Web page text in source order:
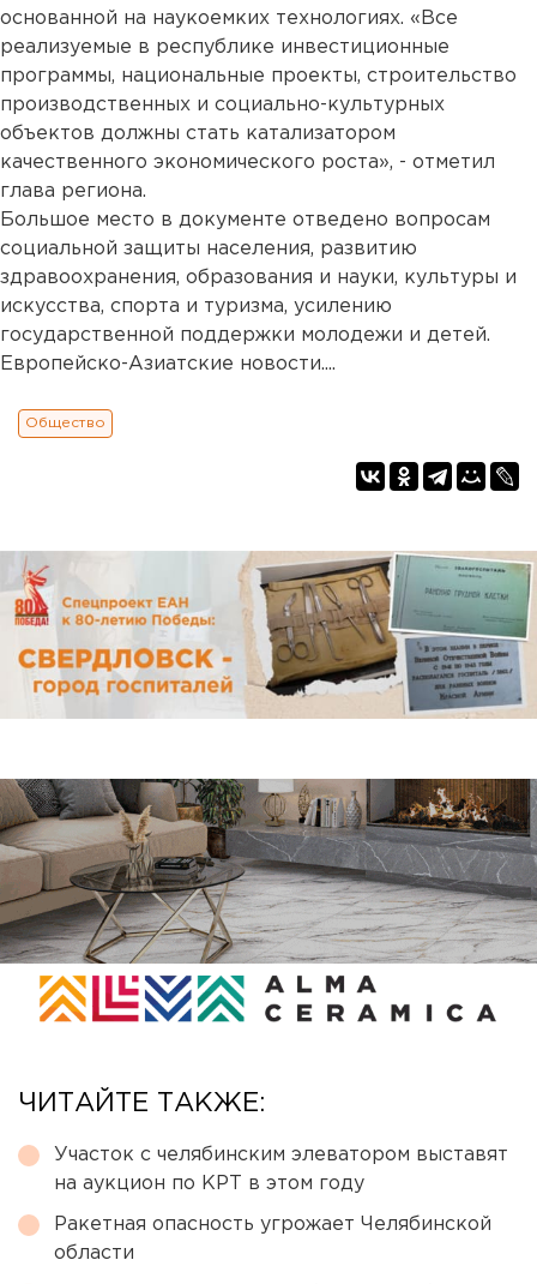
основанной на наукоемких технологиях. «Все
реализуемые в республике инвестиционные
программы, национальные проекты, строительство
производственных и социально-культурных
объектов должны стать катализатором
качественного экономического роста», - отметил
глава региона.
Большое место в документе отведено вопросам
социальной защиты населения, развитию
здравоохранения, образования и науки, культуры и
искусства, спорта и туризма, усилению
государственной поддержки молодежи и детей.
Европейско-Азиатские новости....
Общество
ЧИТАЙТЕ ТАКЖЕ:
Участок с челябинским элеватором выставят
на аукцион по КРТ в этом году
Ракетная опасность угрожает Челябинской
области